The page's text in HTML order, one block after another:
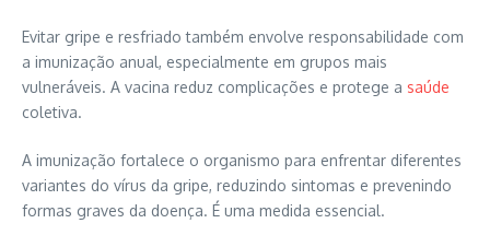
Evitar gripe e resfriado também envolve responsabilidade com
a imunização anual, especialmente em grupos mais
vulneráveis. A vacina reduz complicações e protege a saúde
coletiva.
A imunização fortalece o organismo para enfrentar diferentes
variantes do vírus da gripe, reduzindo sintomas e prevenindo
formas graves da doença. É uma medida essencial.